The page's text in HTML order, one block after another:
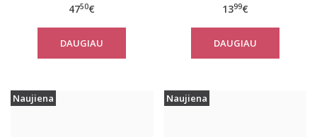
4750€
DAUGIAU
1399€
DAUGIAU
Naujiena Naujiena